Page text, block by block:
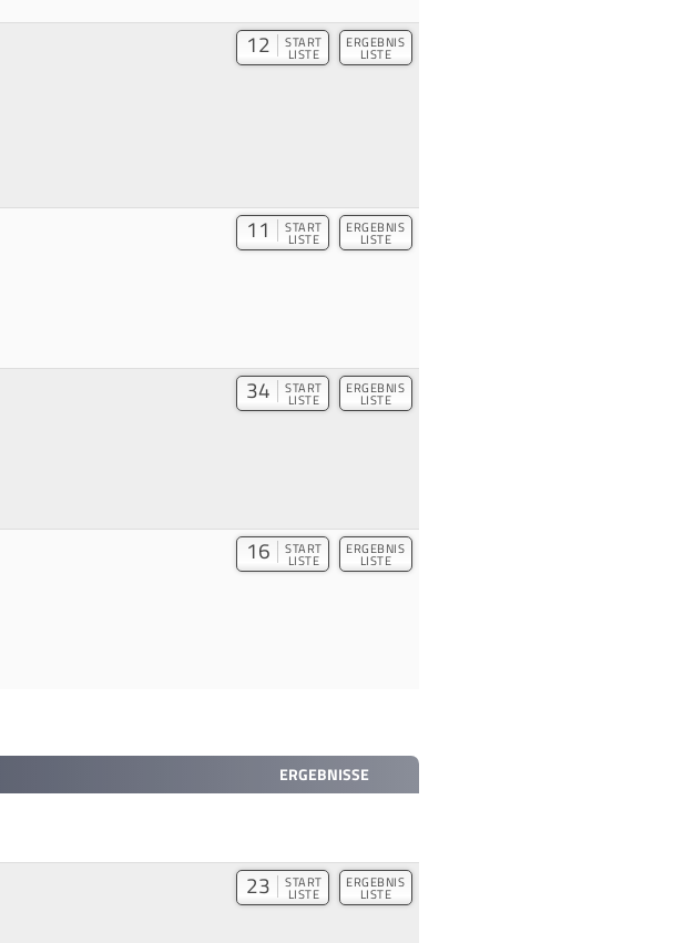
12 START
LISTE
ERGEBNIS
LISTE
11 START
LISTE
ERGEBNIS
LISTE
34 START
LISTE
ERGEBNIS
LISTE
16 START
LISTE
ERGEBNIS
LISTE
ERGEBNISSE
23 START
LISTE
ERGEBNIS
LISTE